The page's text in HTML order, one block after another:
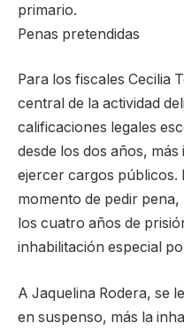
primario.
Penas pretendidas
Para los fiscales Cecilia
central de la actividad
calificaciones legales
desde los dos años,
ejercer cargos públicos.
momento de pedir
los cuatro años de
inhabilitación especial
A Jaquelina Rodera, se
en suspenso, más la